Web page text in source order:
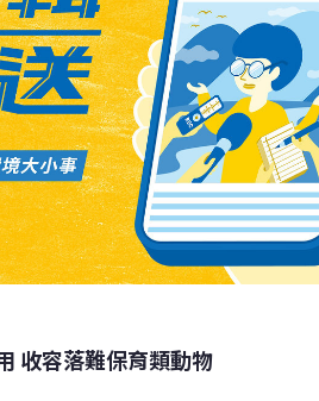
收容落難保育類動物